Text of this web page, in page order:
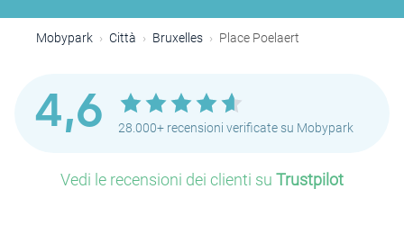
Mobypark Città Bruxelles Place Poelaert
4,6 28.000+ recensioni verificate su Mobypark
Vedi le recensioni dei clienti su Trustpilot
P
P